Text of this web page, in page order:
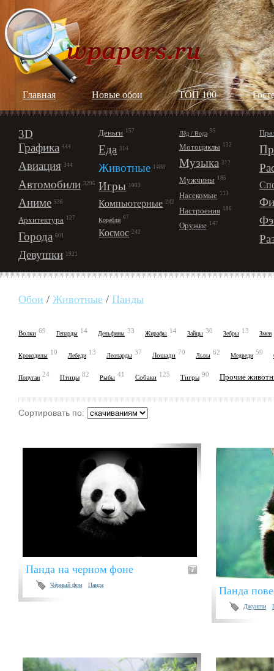
Главная Новые обои ТОП 100
3D
Графика 444
Авиация 344
Автомобили 3296
Аниме 536
Архитектура 127
Города 601
Девушки 1921
Деньги 157
Еда 314
Животные 1488
Игры 1003
Компьютерные 242
Корабли 67
Космос 242
Лёд / Вода 95
Мотоциклы 132
Музыка 312
Мужчины 185
Насекомые 113
Настроения 186
Оружие 147
Обои / Животные/ Панды
Волки 69 Гепарды 14 Дельфины 33 Жирафы 14 Зайцы 30 Зебры 13 Змеи
Крокодилы 10 Лебеди 13 Леопарды 37 Лошади 70 Львы 62 Медведи 59
Попугаи 24 Птицы 82 Рыбы 41 Собаки 125 Тигры 90 Прочие
Сортировать по:
Панда на черном фоне
Чёрный фон Панда Панда
Джунгли